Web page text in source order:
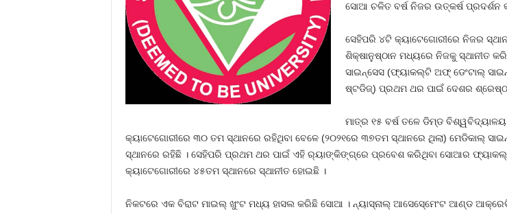
ସୋଆ ଚଳିତ ବର୍ଷ ନିଜର ଉତ୍କର୍ଷ ପ୍ରଦର୍ଶନ
ସେହିପରି ୪ଟି କ୍ୟାଟେଗୋରୀରେ ନିଜର
ଶିକ୍ଷାନୁଷ୍ଠାନ ମଧ୍ୟରେ ନିଜକୁ ସ୍ଥାନୀତ
ସାଇନ୍‌ସେସ (ଫ୍ୟାକଲ୍ଟି ଅଫ୍ ଡେଂଟାଲ୍
ଷ୍ଟଡିଜ୍‌) ପ୍ରଥମ ଥର ପାଇଁ ଦେଶର ଶ୍ରେଷ୍ଠ
ମାତ୍ର ୧୫ ବର୍ଷ ତଳେ ଡିମ୍‌ଡ
କ୍ୟାଟେଗୋରୀରେ ୩୦ ତମ ସ୍ଥାନରେ ରହିଥିବା ବେଳେ (୨୦୨୧ରେ ୩୭ତମ ସ୍ଥାନରେ ଥିଲା) ମେଡିକାଲ୍
ସ୍ଥାନରେ ରହିଛି । ସେହିପରି ପ୍ରଥମ ଥର ପାଇଁ ଏହି ର‌୍ୟାଙ୍କିଙ୍ଗ୍‌ରେ ପ୍ରବେଶ କରିଥିବା ସୋଆର
କ୍ୟାଟେଗୋରୀରେ ୪୫ତମ ସ୍ଥାନରେ ସ୍ଥାନୀତ ହୋଇଛି ।
ନିକଟରେ ଏକ ବିରାଟ ମାଇଲ୍ ଖୁଂଟ ମଧ୍ୟ ହାସଲ କରିଛି ସୋଆ । ନ୍ୟାସ୍‌ନାଲ୍ ଆସେସେ୍‌ମେଂଟ ଆଣ୍ଡ